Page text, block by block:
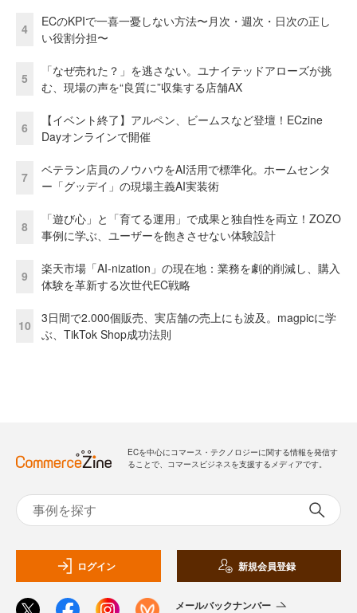
4
ECのKPIで一喜一憂しない方法〜月次・週次・日次の正し
い役割分担〜
5
「なぜ売れた？」を逃さない。ユナイテッドアローズが挑
む、現場の声を“良質に”収集する店舗AX
6
【イベント終了】アルペン、ビームスなど登壇！ECzine
Dayオンラインで開催
7
ベテラン店員のノウハウをAI活用で標準化。ホームセンタ
ー「グッデイ」の現場主義AI実装術
8
「遊び心」と「育てる運用」で成果と独自性を両立！ZOZO
事例に学ぶ、ユーザーを飽きさせない体験設計
9
楽天市場「AI-nization」の現在地：業務を劇的削減し、購入
体験を革新する次世代EC戦略
10
3日間で2.000個販売、実店舗の売上にも波及。magpicに学
ぶ、TikTok Shop成功法則
ECを中心にコマース・テクノロジーに関する情報を発信す
ることで、コマースビジネスを支援するメディアです。
ログイン 新規会員登録
メールバックナンバー